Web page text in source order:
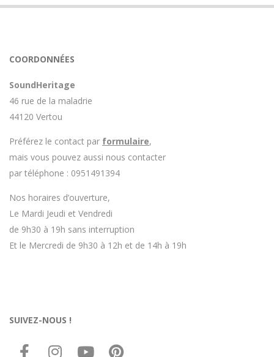
enceinte n'est plus fabriqué (et donc vendu) et que
Avoir ce genre d'explication est utile et valorisant pour
rendez le matériel.
COORDONNÉES
SoundHeritage
46 rue de la maladrie
44120 Vertou
Préférez le contact par formulaire,
mais vous pouvez aussi nous contacter
par téléphone : 0951491394
Nos horaires d’ouverture,
Le Mardi Jeudi et Vendredi
de 9h30 à 19h sans interruption
Et le Mercredi de 9h30 à 12h et de 14h à 19h
SUIVEZ-NOUS !